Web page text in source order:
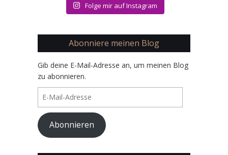
Folge mir auf Instagram
Abonniere meinen Blog
Gib deine E-Mail-Adresse an, um meinen Blog
zu abonnieren.
Mail-
Adresse
Abonnieren